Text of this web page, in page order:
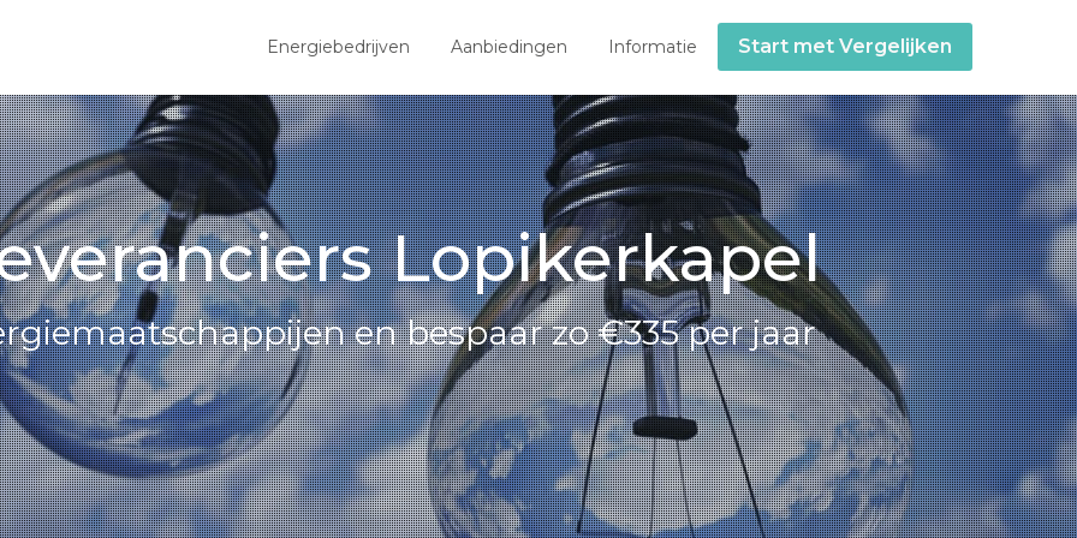
Energiebedrijven Aanbiedingen Informatie Start met Vergelijken
Lopikerkapel
en bespaar zo €335 per jaar